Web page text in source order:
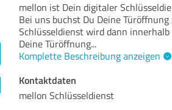
mellon ist Dein digitaler
Bei uns buchst Du Deine
Schlüsseldienst wird dann
Deine Türöffnung...
Komplette Beschreibung anzeigen
Kontaktdaten
mellon Schlüsseldienst